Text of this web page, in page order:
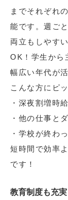
までそれぞれ
能です。週ご
両立もしやす
OK！学生から
幅広い年代が
こんな方にピ
・深夜割増時
・他の仕事と
・学校が終わ
短時間で効率
です！
教育制度も充実